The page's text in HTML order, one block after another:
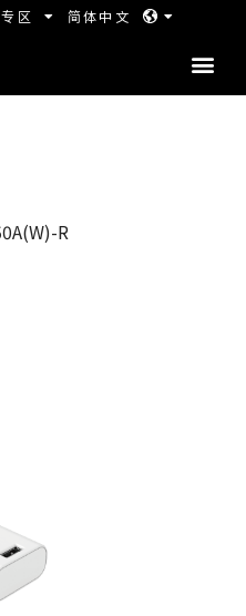
区 简体中文
R